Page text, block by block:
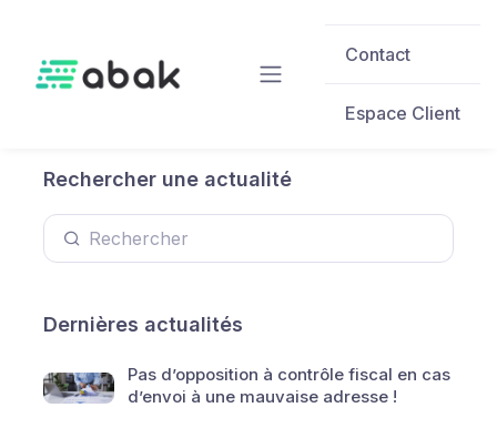
Contact
Espace Client
Rechercher une actualité
Dernières actualités
Pas d’opposition à contrôle fiscal en cas
d’envoi à une mauvaise adresse !